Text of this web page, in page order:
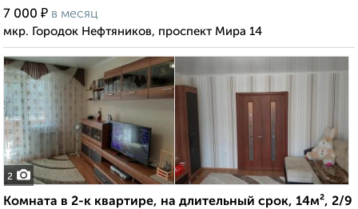
7 000 ₽ в месяц
мкр. Городок Нефтяников, проспект Мира 14
2
Комната в 2-к квартире, на длительный срок, 14м², 2/9